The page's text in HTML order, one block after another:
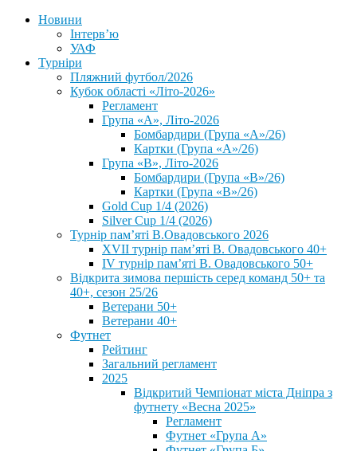
Новини
Інтерв’ю
УАФ
Турніри
Пляжний футбол/2026
Кубок області «Літо-2026»
Регламент
Група «А», Літо-2026
Бомбардири (Група «А»/26)
Картки (Група «А»/26)
Група «В», Літо-2026
Бомбардири (Група «В»/26)
Картки (Група «В»/26)
Gold Cup 1/4 (2026)
Silver Cup 1/4 (2026)
Турнір пам’яті В.Овадовського 2026
XVII турнір пам’яті В. Овадовського 40+
IV турнір пам’яті В. Овадовського 50+
Відкрита зимова першість серед команд 50+ та
40+, сезон 25/26
Ветерани 50+
Ветерани 40+
Футнет
Рейтинг
Загальний регламент
2025
Відкритий Чемпіонат міста Дніпра з
футнету «Весна 2025»
Регламент
Футнет «Група А»